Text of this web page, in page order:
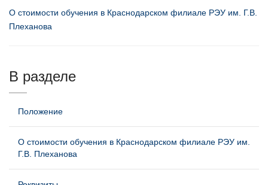
О стоимости обучения в Краснодарском филиале РЭУ им. Г.В.
Плеханова
В разделе
Положение
О стоимости обучения в Краснодарском филиале РЭУ им.
Г.В. Плеханова